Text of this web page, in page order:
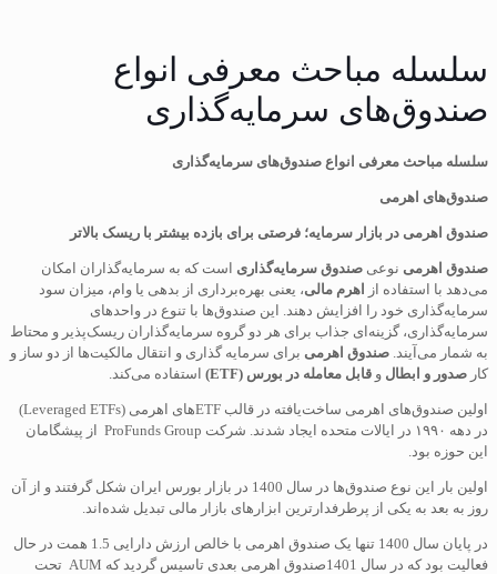
سلسله مباحث معرفی انواع
صندوق‌های سرمایه‌گذاری
سلسله مباحث معرفی انواع صندوق‌های سرمایه‌گذاری
صندوق‌های اهرمی
صندوق اهرمی در بازار سرمایه؛ فرصتی برای بازده بیشتر با ریسک بالاتر
صندوق اهرمی نوعی صندوق سرمایه‌گذاری است که به سرمایه‌گذاران امکان
می‌دهد با استفاده از
اهرم مالی، یعنی بهره‌برداری از بدهی یا وام، میزان سود
سرمایه‌گذاری خود را افزایش دهند. این صندوق‌ها با تنوع در واحدهای
سرمایه‌گذاری، گزینه‌ای جذاب برای هر دو گروه سرمایه‌گذاران ریسک‌پذیر و محتاط
به شمار می‌آیند. صندوق اهرمی برای سرمایه گذاری و انتقال مالکیت‌ها از دو ساز و
کار صدور و ابطال و قابل معامله در بورس (ETF) استفاده می‌کند.
اولین صندوق‌های اهرمی ساخت‌یافته در قالب ETFهای اهرمی (Leveraged ETFs)
در دهه ۱۹۹۰ در ایالات متحده ایجاد شدند. شرکت ProFunds Group از پیشگامان
این حوزه بود.
اولین بار این نوع صندوق‌ها در سال 1400 در بازار بورس ایران شکل گرفتند و از آن
روز به بعد به یکی از پرطرفدارترین ابزارهای بازار مالی تبدیل شده‌اند.
در پایان سال 1400 تنها یک صندوق اهرمی با خالص ارزش دارایی 1.5 همت در حال
فعالیت بود که در سال 1401صندوق اهرمی بعدی تاسيس گردید که AUM تحت